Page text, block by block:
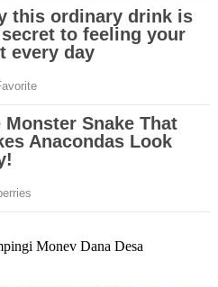
Monev Dana Desa